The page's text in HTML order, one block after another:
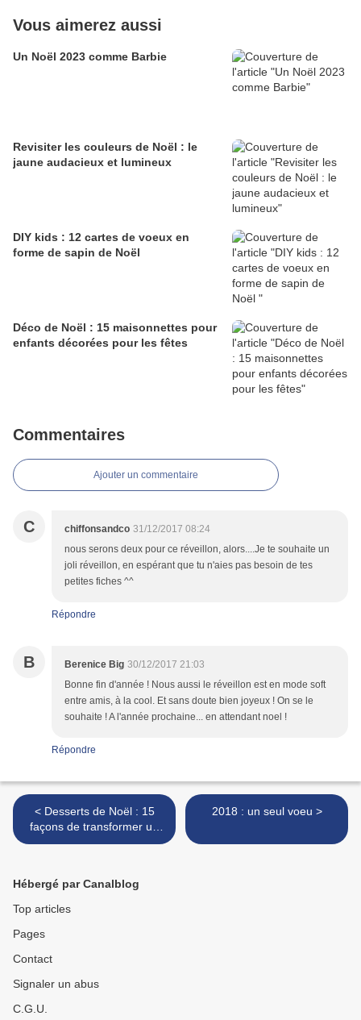
Vous aimerez aussi
Un Noël 2023 comme Barbie
Revisiter les couleurs de Noël : le
jaune audacieux et lumineux
DIY kids : 12 cartes de voeux en
forme de sapin de Noël
Déco de Noël : 15 maisonnettes pour
enfants décorées pour les fêtes
Commentaires
Ajouter un commentaire
C chiffonsandco 31/12/2017 08:24
nous serons deux pour ce réveillon, alors....Je te souhaite un
joli réveillon, en espérant que tu n'aies pas besoin de tes
petites fiches ^^
Répondre
B Berenice Big 30/12/2017 21:03
Bonne fin d'année ! Nous aussi le réveillon est en mode soft
entre amis, à la cool. Et sans doute bien joyeux ! On se le
souhaite ! A l'année prochaine... en attendant noel !
Répondre
< Desserts de Noël : 15
façons de transformer un
dessert classique en
2018 : un seul voeu >
Hébergé par Canalblog
Top articles
Pages
Contact
Signaler un abus
C.G.U.